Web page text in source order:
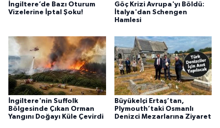
İngiltere’de Bazı Oturum
Vizelerine İptal Şoku!
Göç Krizi Avrupa'yı Böldü:
İtalya'dan Schengen
Hamlesi
İngiltere'nin Suffolk
Bölgesinde Çıkan Orman
Yangını Doğayı Küle Çevirdi
Büyükelçi Ertaş’tan,
Plymouth’taki Osmanlı
Denizci Mezarlarına Ziyaret